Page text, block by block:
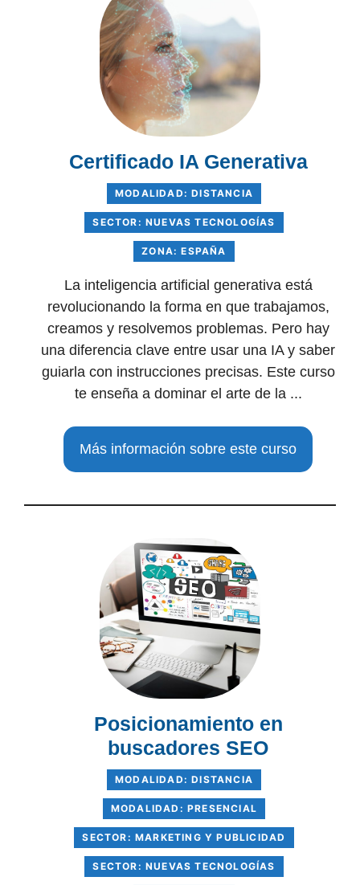
Certificado IA Generativa
MODALIDAD: DISTANCIA
SECTOR: NUEVAS TECNOLOGÍAS
ZONA: ESPAÑA
La inteligencia artificial generativa está
revolucionando la forma en que trabajamos,
creamos y resolvemos problemas. Pero hay
una diferencia clave entre usar una IA y saber
guiarla con instrucciones precisas. Este curso
te enseña a dominar el arte de la ...
Más información sobre este curso
Posicionamiento en
buscadores SEO
MODALIDAD: DISTANCIA
MODALIDAD: PRESENCIAL
SECTOR: MARKETING Y PUBLICIDAD
SECTOR: NUEVAS TECNOLOGÍAS